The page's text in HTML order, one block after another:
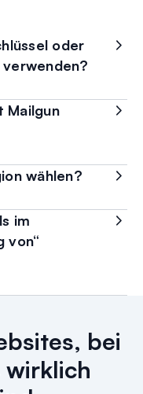
oder
verwenden?
Mailgun
wählen?
im
von“
bei
wirklich